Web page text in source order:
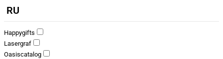
RU
Happygifts
Lasergraf
Oasiscatalog